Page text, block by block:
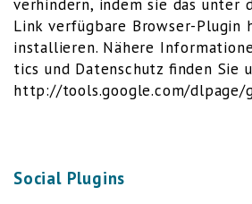
ver­hin­dern, indem sie das unter
Link ver­füg­ba­re Brow­ser-Plug­in
instal­lie­ren. Nähe­re
tics und Daten­schutz fin­den Sie
http://tools.google.com/dlpage/
Social Plugins